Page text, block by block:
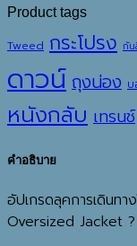
Product tags
Tweed กระโปรง กัน
ดาวน์ ถุงน่อง บ
หนังกลับ เทรนช์
คำอธิบาย
อัปเกรดลุคการเดินท
Oversized Jacket ?️